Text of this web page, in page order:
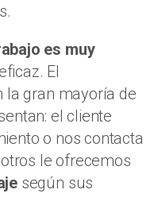
es muy
El
la gran mayoría de
el cliente
o nos contacta
le ofrecemos
según sus